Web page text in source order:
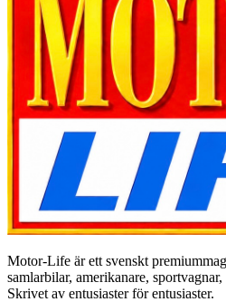
Motor-Life är ett svenskt
samlarbilar, amerikanare,
Skrivet av entusiaster för entusiaster.